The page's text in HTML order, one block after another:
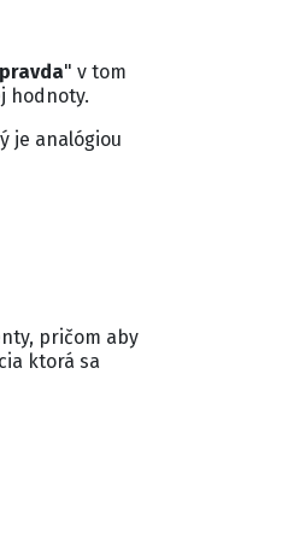
" v tom
hodnoty.
je analógiou
pričom aby
ktorá sa